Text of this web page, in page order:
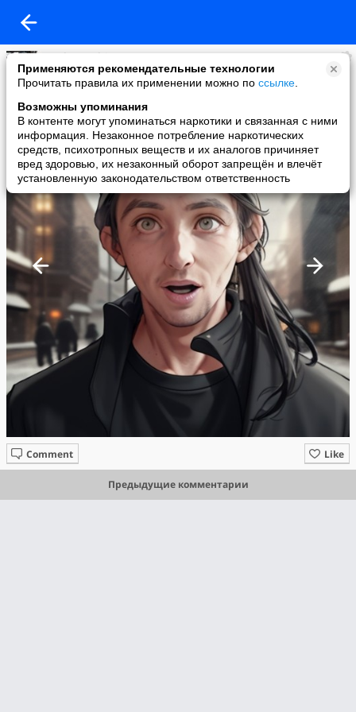
Применяются рекомендательные технологии
Прочитать правила их применении можно по ссылке
Возможны упоминания
В контенте могут упоминаться наркотики и связанная с ними
информация. Незаконное потребление наркотических
средств, психотропных веществ и их аналогов причиняет
вред здоровью, их незаконный оборот запрещён и влечёт
установленную законодательством ответственность
AndreyKudrin10101980
added a photo
23 Jan в 09:53
Like
Comment
Предыдущие комментарии